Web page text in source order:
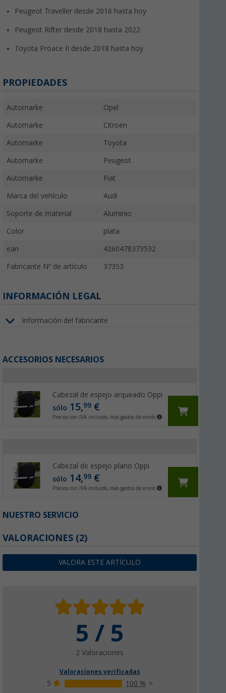
Peugeot Traveller desde 2016 hasta hoy
Peugeot Rifter desde 2018 hasta 2022
Toyota Proace II desde 2018 hasta hoy
PROPIEDADES
Automarke Opel
Automarke Citroen
Automarke Toyota
Automarke Peugeot
Automarke Fiat
Marca del vehículo Audi
Soporte de material Aluminio
Color plata
ean 4260478373532
Fabricante Nº de artículo 37353
INFORMACIÓN LEGAL
Información del fabricante
ACCESORIOS NECESARIOS
Cabezal de espejo arqueado Oppi
sólo 15,99 €
Precios con IVA incluido, más gastos de envío
Cabezal de espejo plano Oppi
sólo 14,99 €
Precios con IVA incluido, más gastos de envío
NUESTRO SERVICIO
VALORACIONES (2)
VALORA ESTE ARTÍCULO
5 / 5
2 Valoraciones
Valoraciones verificadas
5
100 %